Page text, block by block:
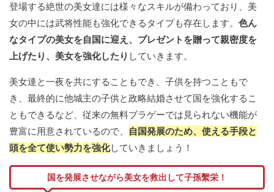
登場する絶世の美女達には様々なスキルが備わっており、美
女の中には武将性能も強化できるタイプも存在します。 色ん
なタイプの美女を自国に迎え、プレゼントを贈って親密度を
上げたり、美女を強化したり していきます。
美女達と一夜を共にすることもでき、子供を持つこともで
き、最終的に他城主の子供と政略結婚させて国を強化するこ
ともできるなど、従来の無料ブラゲーでは見られない機能が
豊富に用意されているので、
自国発展のため、使える手段と
頭を全て使い勢力を強化していきましょう！
国を発展させながら美女を救出して子孫繫栄！